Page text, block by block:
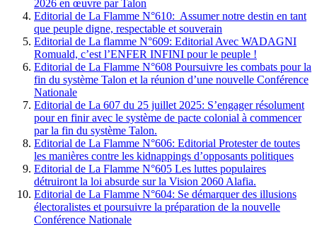
2026 en œuvre par Talon
Editorial de La Flamme N°610: Assumer notre destin en tant
que peuple digne, respectable et souverain
Editorial de La flamme N°609: Editorial Avec WADAGNI
Romuald, c’est l’ENFER INFINI pour le peuple !
Editorial de La Flamme N°608 Poursuivre les combats pour la
fin du système Talon et la réunion d’une nouvelle Conférence
Nationale
Editorial de La 607 du 25 juillet 2025: S’engager résolument
pour en finir avec le système de pacte colonial à commencer
par la fin du système Talon.
Editorial de La Flamme N°606: Editorial Protester de toutes
les manières contre les kidnappings d’opposants politiques
Editorial de La Flamme N°605 Les luttes populaires
détruiront la loi absurde sur la Vision 2060 Alafia.
Editorial de La Flamme N°604: Se démarquer des illusions
électoralistes et poursuivre la préparation de la nouvelle
Conférence Nationale